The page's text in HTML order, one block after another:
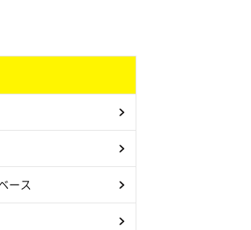
ース